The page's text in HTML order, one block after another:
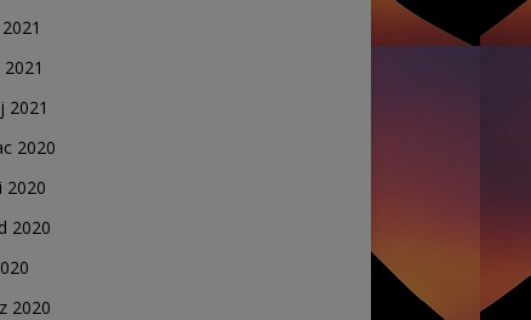
2021
2020
2020
2020
2020